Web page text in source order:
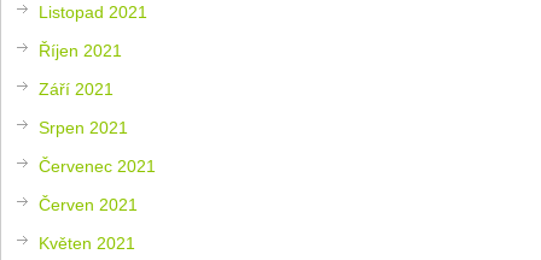
Listopad 2021
Říjen 2021
Září 2021
Srpen 2021
Červenec 2021
Červen 2021
Květen 2021